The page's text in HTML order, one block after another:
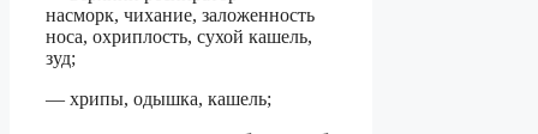
насморк, чихание, заложенность
носа, охриплость, сухой кашель,
зуд;
— хрипы, одышка, кашель;